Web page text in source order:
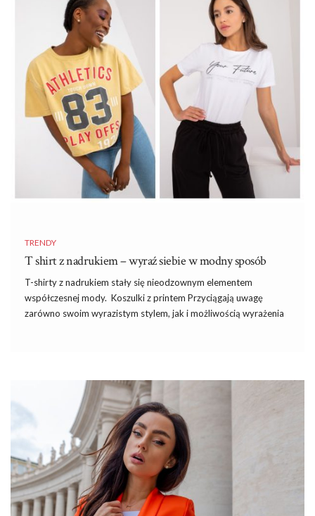
Mango, korzystając z oferty eButik.
Mango Trends: Jak inspirować się
kolekcjami Mangos przy tworzeniu
stylizacji z oferty eButik?
Czym wyróżnia się styl Mango? Styl Mangos to harmonia
minimalizmu i wyrafinowania. Marka opiera się na takich
elementach jak:
Neutralna paleta kolorów – dominują beże, biele, czernie,
szarości, a także …
TRENDY
T shirt z nadrukiem – wyraź siebie w modny sposób
T-shirty z nadrukiem stały się nieodzownym elementem
współczesnej mody. Koszulki z printem Przyciągają uwagę
zarówno swoim wyrazistym stylem, jak i możliwością wyrażenia
wyrażenie siebie. Także stanowi popularny element
casualowego i streetwearowego stylu. Dostępne w różnych
kolorach, fasonach i tematach, są nie tylko modne, ale także
wygodne i łatwe do dopasowania do różnych stylizacji.
T shirt z nadrukiem – sprawdzony sposób
na oryginalny look
T-shirt z nadrukiem to niezawodny sposób na stworzenie